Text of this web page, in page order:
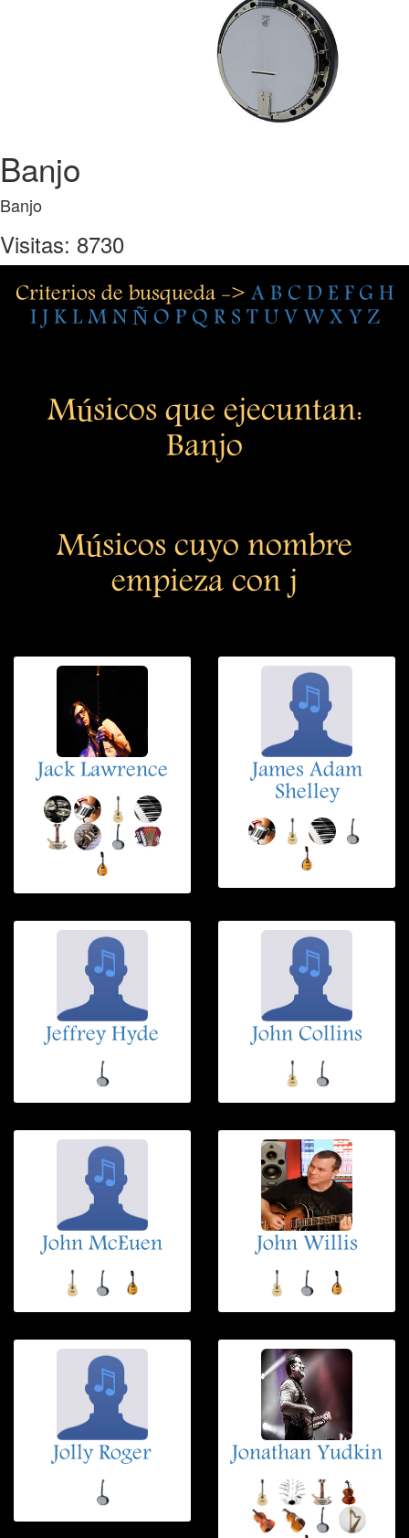
Banjo
Banjo
Visitas: 8730
Criterios de busqueda -> A B C D E F G H
I J K L M N Ñ O P Q R S T U V W X Y Z
Músicos que ejecuntan:
Banjo
Músicos cuyo nombre
empieza con j
Jack Lawrence
James Adam
Shelley
Jeffrey Hyde John Collins
John McEuen John Willis
Jolly Roger Jonathan Yudkin